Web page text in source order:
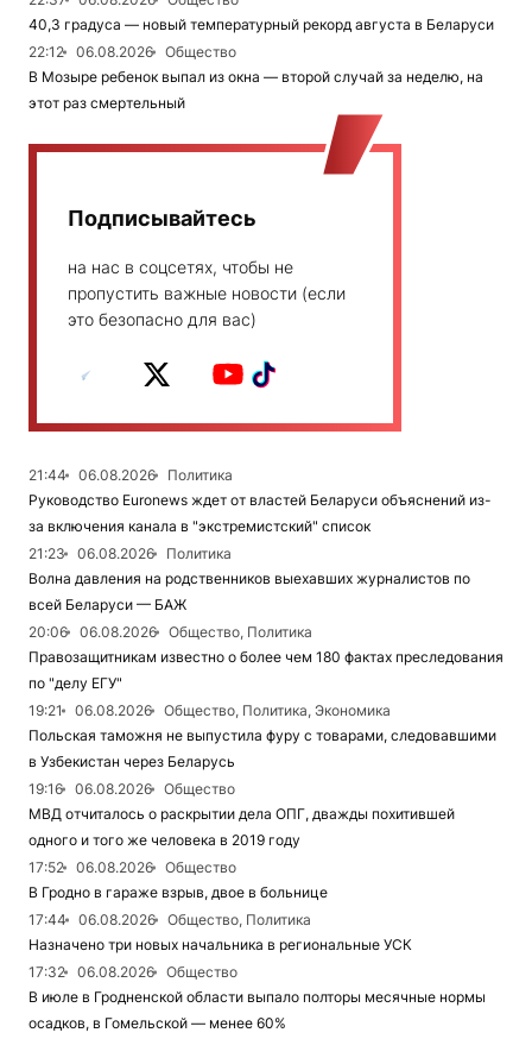
40,3 градуса — новый температурный рекорд августа в Беларуси
22:12
06.08.2026
Общество
В Мозыре ребенок выпал из окна — второй случай за неделю, на
этот раз смертельный
Подписывайтесь
на нас в соцсетях, чтобы не
пропустить важные новости (если
это безопасно для вас)
21:44 06.08.2026
Политика
Руководство Euronews ждет от властей Беларуси объяснений из-
за включения канала в "экстремистский" список
21:23
06.08.2026
Политика
Волна давления на родственников выехавших журналистов по
всей Беларуси — БАЖ
20:06
06.08.2026
Общество, Политика
Правозащитникам известно о более чем 180 фактах преследования
по "делу ЕГУ"
19:21
06.08.2026
Общество, Политика, Экономика
Польская таможня не выпустила фуру с товарами, следовавшими
в Узбекистан через Беларусь
19:16
06.08.2026
Общество
МВД отчиталось о раскрытии дела ОПГ, дважды похитившей
одного и того же человека в 2019 году
17:52
06.08.2026
Общество
В Гродно в гараже взрыв, двое в больнице
17:44
06.08.2026
Общество, Политика
Назначено три новых начальника в региональные УСК
17:32
06.08.2026
Общество
В июле в Гродненской области выпало полторы месячные нормы
осадков, в Гомельской — менее 60%